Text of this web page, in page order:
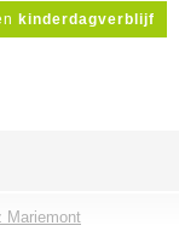
kinderdagverblijf
Mariemont